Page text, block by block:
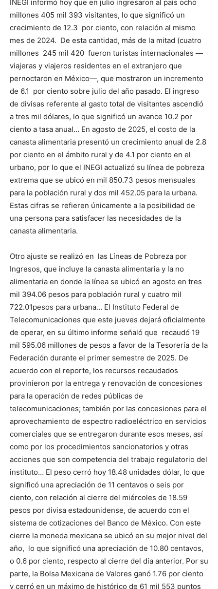
INEGI informó hoy que en julio ingresaron al país ocho
millones 405 mil 393 visitantes, lo que significó un
crecimiento de 12.3 por ciento, con relación al mismo
mes de 2024. De esta cantidad, más de la mitad (cuatro
millones 245 mil 420 fueron turistas internacionales —
viajeras y viajeros residentes en el extranjero que
pernoctaron en México—, que mostraron un incremento
de 6.1 por ciento sobre julio del año pasado. El ingreso
de divisas referente al gasto total de visitantes ascendió
a tres mil dólares, lo que significó un avance 10.2 por
ciento a tasa anual… En agosto de 2025, el costo de la
canasta alimentaria presentó un crecimiento anual de 2.8
por ciento en el ámbito rural y de 4.1 por ciento en el
urbano, por lo que el INEGI actualizó su línea de pobreza
extrema que se ubicó en mil 850.73 pesos mensuales
para la población rural y dos mil 452.05 para la urbana.
Estas cifras se refieren únicamente a la posibilidad de
una persona para satisfacer las necesidades de la
canasta alimentaria.
Otro ajuste se realizó en las Líneas de Pobreza por
Ingresos, que incluye la canasta alimentaria y la no
alimentaria en donde la línea se ubicó en agosto en tres
mil 394.06 pesos para población rural y cuatro mil
722.01pesos para urbana… El Instituto Federal de
Telecomunicaciones que este jueves dejará oficialmente
de operar, en su último informe señaló que recaudó 19
mil 595.06 millones de pesos a favor de la Tesorería de la
Federación durante el primer semestre de 2025. De
acuerdo con el reporte, los recursos recaudados
provinieron por la entrega y renovación de concesiones
para la operación de redes públicas de
telecomunicaciones; también por las concesiones para el
aprovechamiento de espectro radioeléctrico en servicios
comerciales que se entregaron durante esos meses, así
como por los procedimientos sancionatorios y otras
acciones que son competencia del trabajo regulatorio del
instituto… El peso cerró hoy 18.48 unidades dólar, lo que
significó una apreciación de 11 centavos o seis por
ciento, con relación al cierre del miércoles de 18.59
pesos por divisa estadounidense, de acuerdo con el
sistema de cotizaciones del Banco de México. Con este
cierre la moneda mexicana se ubicó en su mejor nivel del
año, lo que significó una apreciación de 10.80 centavos,
o 0.6 por ciento, respecto al cierre del día anterior. Por su
parte, la Bolsa Mexicana de Valores ganó 1.76 por ciento
y cerró en un máximo de histórico de 61 mil 553 puntos